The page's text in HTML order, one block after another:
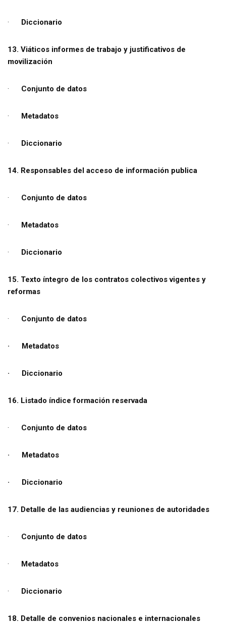
· Diccionario
13. Viáticos informes de trabajo y justificativos de
movilización
· Conjunto de datos
· Metadatos
· Diccionario
14. Responsables del acceso de información publica
· Conjunto de datos
· Metadatos
· Diccionario
15. Texto íntegro de los contratos colectivos vigentes y
reformas
· Conjunto de datos
· Metadatos
· Diccionario
16. Listado índice formación reservada
· Conjunto de datos
· Metadatos
· Diccionario
17. Detalle de las audiencias y reuniones de autoridades
· Conjunto de datos
· Metadatos
· Diccionario
18. Detalle de convenios nacionales e internacionales